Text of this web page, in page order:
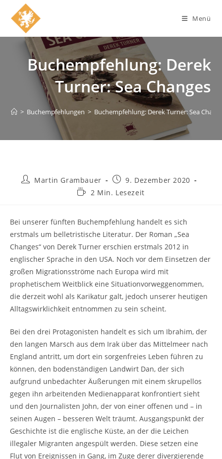
Inhalt
springen
Menü
Buchempfehlung: Derek
Turner: Sea Changes
> Buchempfehlungen > Buchempfehlung: Derek Turner: Sea
Beitrags-
Martin Grambauer
Beitrag
veröffentlicht:
9. Dezember 2020
Lesedauer:
2 Min. Lesezeit
Bei unserer fünften Buchempfehlung handelt es sich
erstmals um belletristische Literatur. Der Roman „Sea
Changes“ von Derek Turner erschien erstmals 2012 in
englischer Sprache in den USA. Noch vor dem Einsetzen der
großen Migrationsströme nach Europa wird mit
prophetischem Weitblick eine Situationvorweggenommen,
die derzeit wohl als Karikatur galt, jedoch unserer heutigen
Alltagswirklichkeit entnommen zu sein scheint.
Bei den drei Protagonisten handelt es sich um Ibrahim, der
den langen Marsch aus dem Irak über das Mittelmeer nach
England antritt, um dort ein sorgenfreies Leben führen zu
können, den bodenständigen Landwirt Dan, der sich
aufgrund unbedachter Äußerungen mit einem skrupellos
gegen ihn arbeitenden Medienapparat konfrontiert sieht
und den Journalisten John, der von einer offenen und – in
seinen Augen – besseren Welt träumt. Ausgangspunkt der
Geschichte ist die englische Küste, an der die Leichen
illegaler Migranten angespült werden. Diese setzen eine
Flut von Ereignissen in Gang, im Zuge derer divergierende